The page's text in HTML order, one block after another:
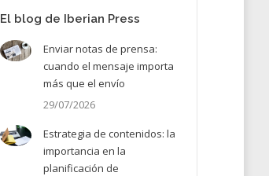
El blog de Iberian Press
Enviar notas de prensa:
cuando el mensaje importa
más que el envío
29/07/2026
Estrategia de contenidos: la
importancia en la
planificación de